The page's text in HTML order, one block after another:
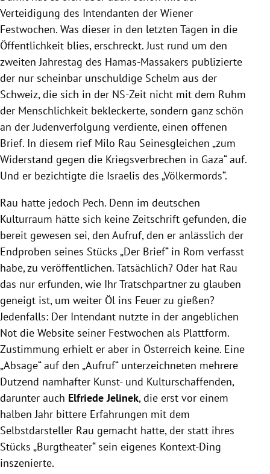
Verteidigung des Intendanten der Wiener
Festwochen. Was dieser in den letzten Tagen in die
Öffentlichkeit blies, erschreckt. Just rund um den
zweiten Jahrestag des Hamas-Massakers publizierte
der nur scheinbar unschuldige Schelm aus der
Schweiz, die sich in der NS-Zeit nicht mit dem Ruhm
der Menschlichkeit bekleckerte, sondern ganz schön
an der Judenverfolgung verdiente, einen offenen
Brief. In diesem rief Milo Rau Seinesgleichen „zum
Widerstand gegen die Kriegsverbrechen in Gaza“ auf.
Und er bezichtigte die Israelis des „Völkermords“.
Rau hatte jedoch Pech. Denn im deutschen
Kulturraum hätte sich keine Zeitschrift gefunden, die
bereit gewesen sei, den Aufruf, den er anlässlich der
Endproben seines Stücks „Der Brief“ in Rom verfasst
habe, zu veröffentlichen. Tatsächlich? Oder hat Rau
das nur erfunden, wie Ihr Tratschpartner zu glauben
geneigt ist, um weiter Öl ins Feuer zu gießen?
Jedenfalls: Der Intendant nutzte in der angeblichen
Not die Website seiner Festwochen als Plattform.
Zustimmung erhielt er aber in Österreich keine. Eine
„Absage“ auf den „Aufruf“ unterzeichneten mehrere
Dutzend namhafter Kunst- und Kulturschaffenden,
darunter auch Elfriede Jelinek, die erst vor einem
halben Jahr bittere Erfahrungen mit dem
Selbstdarsteller Rau gemacht hatte, der statt ihres
Stücks „Burgtheater“ sein eigenes Kontext-Ding
inszenierte.